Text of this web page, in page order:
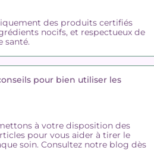
des produits certifiés
nocifs, et respectueux de
santé.
pour bien utiliser les
à votre disposition des
pour vous aider à tirer le
soin. Consultez notre blog dès